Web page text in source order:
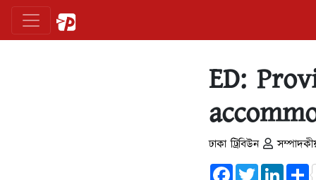
ED:
ঢাকা ট্রিবিউন
FacebookTwitter